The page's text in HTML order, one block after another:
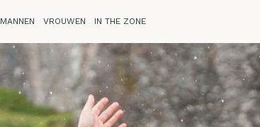
MANNEN VROUWEN IN THE ZONE